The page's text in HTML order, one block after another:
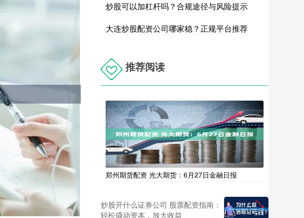
炒股可以加杠杆吗？合规途径与风险提示
大连炒股配资公司哪家稳？正规平台推荐
推荐阅读
郑州期货配资 光大期货：6月27日金融日报
炒股开什么证券公司 股票配资指南：
轻松撬动资本，放大收益